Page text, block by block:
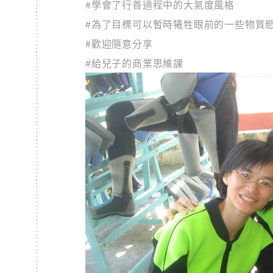
#學會了行善過程中的大氣度風格
#為了目標可以暫時犧牲眼前的一些物質
#歡迎隨意分享
#給兒子的商業思維課